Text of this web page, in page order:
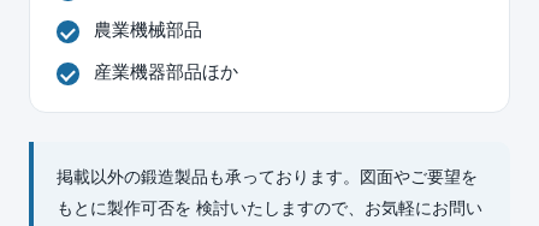
農業機械部品
産業機器部品ほか
掲載以外の鍛造製品も承っております。図面やご要望を
もとに製作可否を 検討いたしますので、お気軽にお問い